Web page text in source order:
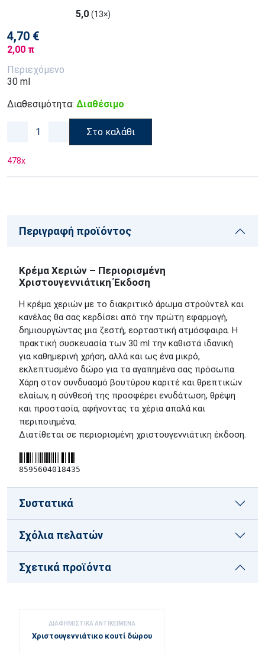
5,0 (13×)
4,70 €
2,00 π
Περιεχόμενο
30 ml
Διαθεσιμότητα: Διαθέσιμο
Στο καλάθι
478x
Περιγραφή προϊόντος
Κρέμα Χεριών – Περιορισμένη
Χριστουγεννιάτικη Έκδοση
Η κρέμα χεριών με το διακριτικό άρωμα στρούντελ και
κανέλας θα σας κερδίσει από την πρώτη εφαρμογή,
δημιουργώντας μια ζεστή, εορταστική ατμόσφαιρα. Η
πρακτική συσκευασία των 30 ml την καθιστά ιδανική
για καθημερινή χρήση, αλλά και ως ένα μικρό,
εκλεπτυσμένο δώρο για τα αγαπημένα σας πρόσωπα.
Χάρη στον συνδυασμό βουτύρου καριτέ και θρεπτικών
ελαίων, η σύνθεσή της προσφέρει ενυδάτωση, θρέψη
και προστασία, αφήνοντας τα χέρια απαλά και
περιποιημένα.
Διατίθεται σε περιορισμένη χριστουγεννιάτικη έκδοση.
8595604018435
Συστατικά
Σχόλια πελατών
Σχετικά προϊόντα
ΔΙΑΦΗΜΙΣΤΙΚΆ ΑΝΤΙΚΕΊΜΕΝΑ
Χριστουγεννιάτικο κουτί δώρου